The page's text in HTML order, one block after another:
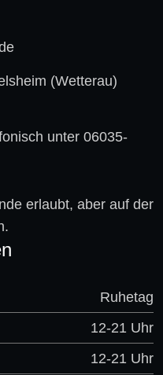
(Wetterau)
unter 06035-
erlaubt, aber auf der
Ruhetag
12-21 Uhr
12-21 Uhr